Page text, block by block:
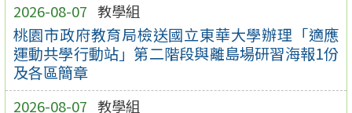
2026-08-07 教學組
桃園市政府教育局檢送國立東華大學辦理「適應
運動共學行動站」第二階段與離島場研習海報1份
及各區簡章
2026-08-07 教學組